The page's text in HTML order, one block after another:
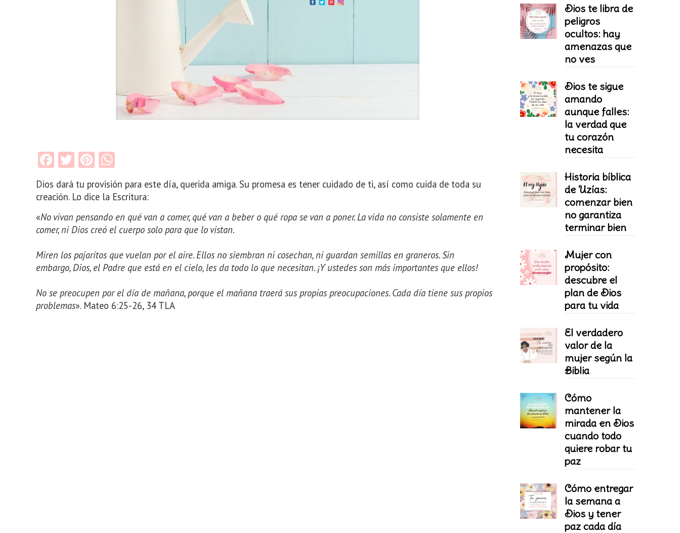
Facebook
TwitterPinterest
Dios dará tu provisión para este día, querida amiga. Su promesa es tener cuidado de ti, así como cuida de toda su
creación. Lo dice la Escritura:
«No vivan pensando en qué van a comer, qué van a beber o qué ropa se van a poner. La vida no consiste solamente en
comer, ni Dios creó el cuerpo solo para que lo vistan.
Miren los pajaritos que vuelan por el aire. Ellos no siembran ni cosechan, ni guardan semillas en graneros. Sin
embargo, Dios, el Padre que está en el cielo, les da todo lo que necesitan. ¡Y ustedes son más importantes que ellos!
No se preocupen por el día de mañana, porque el mañana traerá sus propias preocupaciones. Cada día tiene sus propios
problemas». Mateo 6:25-26, 34 TLA
Dios te libra de
peligros
ocultos: hay
amenazas que
no ves
Dios te sigue
amando
aunque falles:
la verdad que
tu corazón
necesita
Historia bíblica
de Uzías:
comenzar bien
no garantiza
terminar bien
Mujer con
propósito:
descubre el
plan de Dios
para tu vida
El verdadero
valor de la
mujer según la
Biblia
Cómo
mantener la
mirada en Dios
cuando todo
quiere robar tu
paz
Cómo entregar
la semana a
Dios y tener
paz cada día